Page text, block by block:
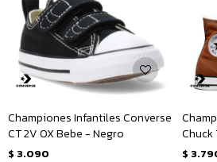
Championes Infantiles Converse
CT 2V OX Bebe - Negro
$ 3.090
Chuck
Marrón
$